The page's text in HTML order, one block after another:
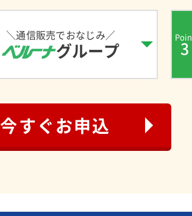
＼通信販売でおなじみ／
グループ 3
今すぐお申込